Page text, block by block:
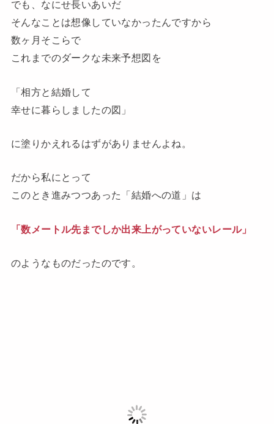
でも、なにせ長いあいだ
そんなことは想像していなかったんですから
数ヶ月そこらで
これまでのダークな未来予想図を
「相方と結婚して
幸せに暮らしましたの図」
に塗りかえれるはずがありませんよね。
だから私にとって
このとき進みつつあった「結婚への道」は
「数メートル先までしか出来上がっていないレール」
のようなものだったのです。